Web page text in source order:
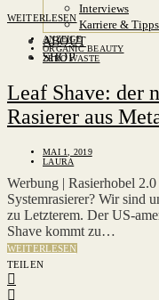
Interviews
Karriere & Tipps
ABOUT
SHOP
WEITERLESEN
ANZEIGE
ORGANIC BEAUTY
ZERO WASTE
Leaf Shave: der
Rasierer aus
MAI 1, 2019
LAURA
Werbung | Rasierhobel
Systemrasierer? Wir sind
zu Letzterem. Der US-
Shave kommt zu…
WEITERLESEN
TEILEN